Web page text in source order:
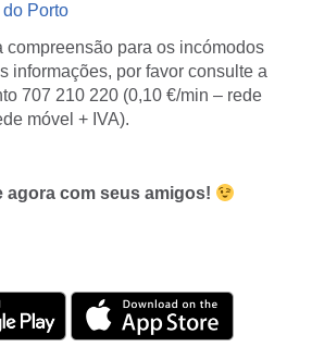
Porto
compreensão para os incómodos
informações, por favor consulte a
707 210 220 (0,10 €/min – rede
móvel + IVA).
agora com seus amigos!